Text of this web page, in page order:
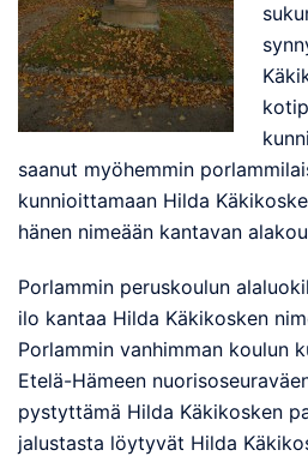
saanut myöhemmin
kunnioittamaan Hilda
hänen nimeään kantavan
Porlammin peruskoulun
ilo kantaa Hilda Käkikosken
Porlammin vanhimman koulun
Etelä-Hämeen
pystyttämä Hilda Käkikosken
jalustasta löytyvät Hilda